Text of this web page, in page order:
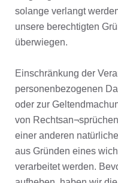
solange verlangt
unsere berechtigten
überwiegen.
Einschränkung der
personenbezogenen
oder zur
von
einer anderen
aus Gründen eines
verarbeitet werden.